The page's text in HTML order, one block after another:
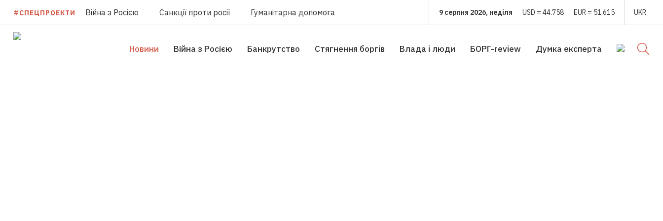
#СПЕЦПРОЕКТИ Війна з Росією Санкції проти росії Гуманітарна допомога 9 серпня 2026, неділя USD = 44.758 EUR = 51.615 UKR
Новини Війна з Росією Банкрутство Стягнення боргiв Влада i люди БОРГ-review Думка експерта